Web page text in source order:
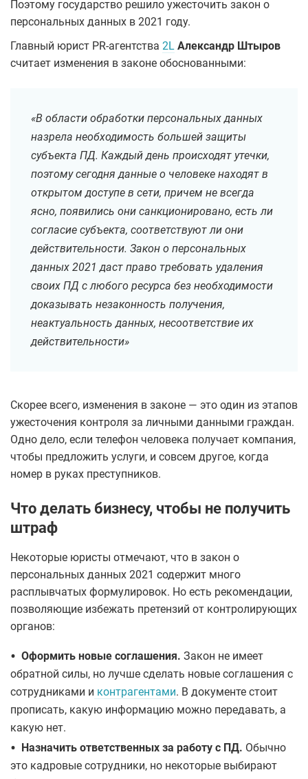
Поэтому государство решило ужесточить закон о
персональных данных в 2021 году.
Главный юрист PR-агентства 2L Александр Штыров
считает изменения в законе обоснованными:
«В области обработки персональных данных
назрела необходимость большей защиты
субъекта ПД. Каждый день происходят утечки,
поэтому сегодня данные о человеке находят в
открытом доступе в сети, причем не всегда
ясно, появились они санкционировано, есть ли
согласие субъекта, соответствуют ли они
действительности. Закон о персональных
данных 2021 даст право требовать удаления
своих ПД с любого ресурса без необходимости
доказывать незаконность получения,
неактуальность данных, несоответствие их
действительности»
Скорее всего, изменения в законе — это один из этапов
ужесточения контроля за личными данными граждан.
Одно дело, если телефон человека получает компания,
чтобы предложить услуги, и совсем другое, когда
номер в руках преступников.
Что делать бизнесу, чтобы не получить
штраф
Некоторые юристы отмечают, что в закон о
персональных данных 2021 содержит много
расплывчатых формулировок. Но есть рекомендации,
позволяющие избежать претензий от контролирующих
органов:
• Оформить новые соглашения. Закон не имеет
обратной силы, но лучше сделать новые соглашения с
сотрудниками и контрагентами. В документе стоит
прописать, какую информацию можно передавать, а
какую нет.
• Назначить ответственных за работу с ПД. Обычно
это кадровые сотрудники, но некоторые выбирают